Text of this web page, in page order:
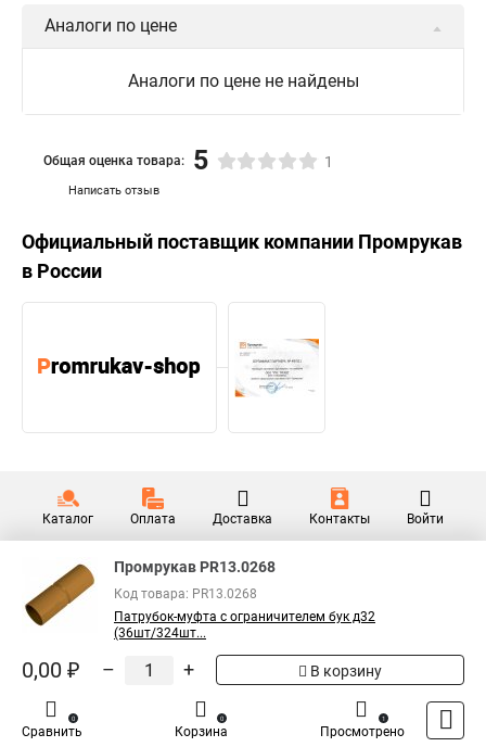
Аналоги по цене
Аналоги по цене не найдены
Написать отзыв
Общая оценка товара: 5 1
Официальный поставщик компании Промрукав
в России
Каталог Оплата Доставка Контакты Войти
Промрукав PR13.0268
Код товара: PR13.0268
Патрубок-муфта с ограничителем бук д32
(36шт/324шт...
0,00 ₽ – + В корзину
Сравнить
0
Корзина
0
Просмотрено
1